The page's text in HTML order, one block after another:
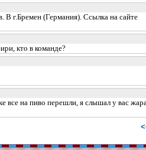
г.Бремен (Германия). Ссылка на сайте
кто в команде?
все на пиво перешли, я слышал у вас